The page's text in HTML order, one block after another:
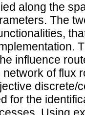
along the
The
influence
of flux
discrete/
for the